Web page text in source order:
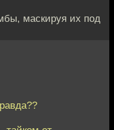
маскируя их под